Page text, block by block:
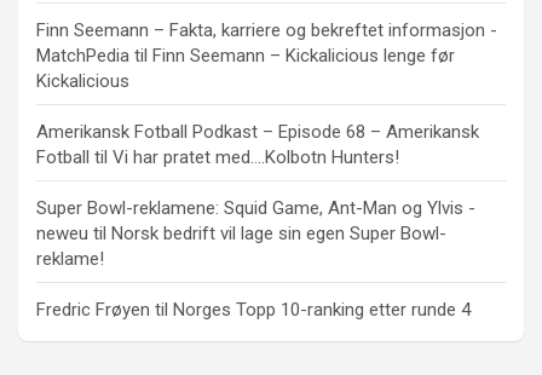
Finn Seemann – Fakta, karriere og bekreftet informasjon -
MatchPedia til Finn Seemann – Kickalicious lenge før
Kickalicious
Amerikansk Fotball Podkast – Episode 68 – Amerikansk
Fotball til Vi har pratet med….Kolbotn Hunters!
Super Bowl-reklamene: Squid Game, Ant-Man og Ylvis -
neweu til Norsk bedrift vil lage sin egen Super Bowl-
reklame!
Fredric Frøyen til Norges Topp 10-ranking etter runde 4